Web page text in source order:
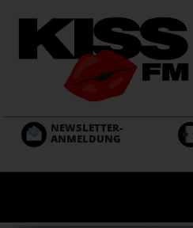
zum
NEWSLETTER-
ANMELDUNG